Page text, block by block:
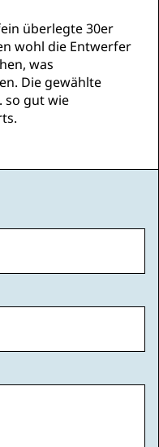
überlegte 30er
wohl die Entwerfer
was
Die gewählte
so gut wie